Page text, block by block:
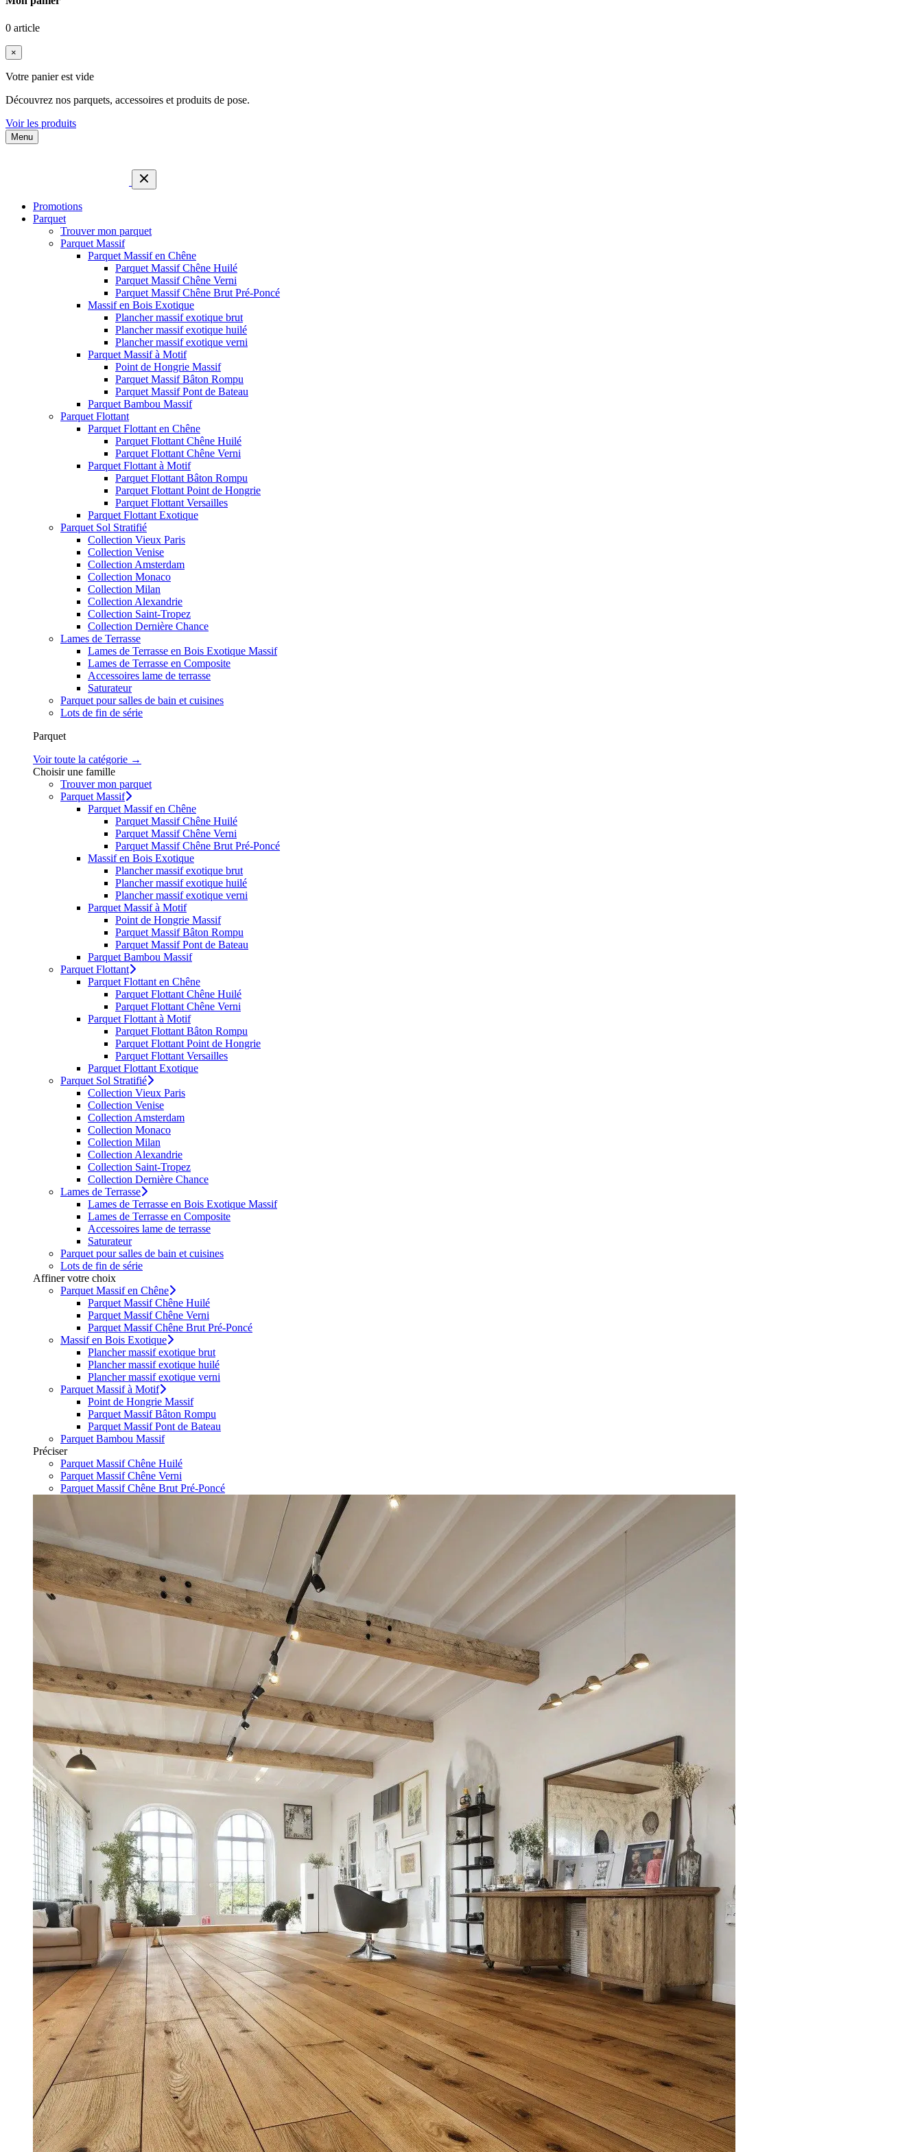
0 article
×
Votre panier est vide
Découvrez nos parquets, accessoires et produits de pose.
Voir les produits
Menu
Promotions
Parquet
Trouver mon parquet
Parquet Massif
Parquet Massif en Chêne
Parquet Massif Chêne Huilé
Parquet Massif Chêne Verni
Parquet Massif Chêne Brut Pré-Poncé
Massif en Bois Exotique
Plancher massif exotique brut
Plancher massif exotique huilé
Plancher massif exotique verni
Parquet Massif à Motif
Point de Hongrie Massif
Parquet Massif Bâton Rompu
Parquet Massif Pont de Bateau
Parquet Bambou Massif
Parquet Flottant
Parquet Flottant en Chêne
Parquet Flottant Chêne Huilé
Parquet Flottant Chêne Verni
Parquet Flottant à Motif
Parquet Flottant Bâton Rompu
Parquet Flottant Point de Hongrie
Parquet Flottant Versailles
Parquet Flottant Exotique
Parquet Sol Stratifié
Collection Vieux Paris
Collection Venise
Collection Amsterdam
Collection Monaco
Collection Milan
Collection Alexandrie
Collection Saint-Tropez
Collection Dernière Chance
Lames de Terrasse
Lames de Terrasse en Bois Exotique Massif
Lames de Terrasse en Composite
Accessoires lame de terrasse
Saturateur
Parquet pour salles de bain et cuisines
Lots de fin de série
Parquet
Voir toute la catégorie →
Choisir une famille
Trouver mon parquet
Parquet Massif
Parquet Massif en Chêne
Parquet Massif Chêne Huilé
Parquet Massif Chêne Verni
Parquet Massif Chêne Brut Pré-Poncé
Massif en Bois Exotique
Plancher massif exotique brut
Plancher massif exotique huilé
Plancher massif exotique verni
Parquet Massif à Motif
Point de Hongrie Massif
Parquet Massif Bâton Rompu
Parquet Massif Pont de Bateau
Parquet Bambou Massif
Parquet Flottant
Parquet Flottant en Chêne
Parquet Flottant Chêne Huilé
Parquet Flottant Chêne Verni
Parquet Flottant à Motif
Parquet Flottant Bâton Rompu
Parquet Flottant Point de Hongrie
Parquet Flottant Versailles
Parquet Flottant Exotique
Parquet Sol Stratifié
Collection Vieux Paris
Collection Venise
Collection Amsterdam
Collection Monaco
Collection Milan
Collection Alexandrie
Collection Saint-Tropez
Collection Dernière Chance
Lames de Terrasse
Lames de Terrasse en Bois Exotique Massif
Lames de Terrasse en Composite
Accessoires lame de terrasse
Saturateur
Parquet pour salles de bain et cuisines
Lots de fin de série
Affiner votre choix
Parquet Massif en Chêne
Parquet Massif Chêne Huilé
Parquet Massif Chêne Verni
Parquet Massif Chêne Brut Pré-Poncé
Massif en Bois Exotique
Plancher massif exotique brut
Plancher massif exotique huilé
Plancher massif exotique verni
Parquet Massif à Motif
Point de Hongrie Massif
Parquet Massif Bâton Rompu
Parquet Massif Pont de Bateau
Parquet Bambou Massif
Préciser
Parquet Massif Chêne Huilé
Parquet Massif Chêne Verni
Parquet Massif Chêne Brut Pré-Poncé